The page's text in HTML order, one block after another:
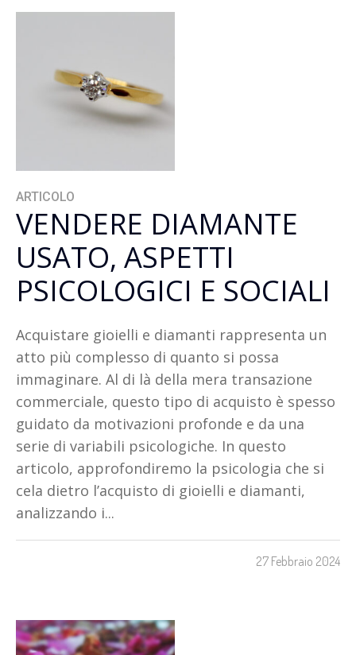
ARTICOLO
VENDERE DIAMANTE
USATO, ASPETTI
PSICOLOGICI E SOCIALI
Acquistare gioielli e diamanti rappresenta un
atto più complesso di quanto si possa
immaginare. Al di là della mera transazione
commerciale, questo tipo di acquisto è spesso
guidato da motivazioni profonde e da una
serie di variabili psicologiche. In questo
articolo, approfondiremo la psicologia che si
cela dietro l’acquisto di gioielli e diamanti,
analizzando i...
27 Febbraio 2024